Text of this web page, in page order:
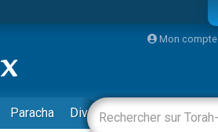
insalubre
Mon compte
Paracha Divertissements Livres